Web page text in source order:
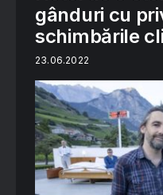
gânduri cu
schimbările
23.06.2022